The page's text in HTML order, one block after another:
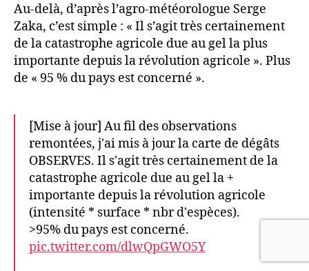
Au-delà, d’après l’agro-météorologue Serge
Zaka, c’est simple : « Il s’agit très certainement
de la catastrophe agricole due au gel la plus
importante depuis la révolution agricole ». Plus
de « 95 % du pays est concerné ».
[Mise à jour] Au fil des observations
remontées, j'ai mis à jour la carte de dégâts
OBSERVES. Il s'agit très certainement de la
catastrophe agricole due au gel la +
importante depuis la révolution agricole
(intensité * surface * nbr d'espèces).
>95% du pays est concerné.
pic.twitter.com/dlwQpGWO5Y